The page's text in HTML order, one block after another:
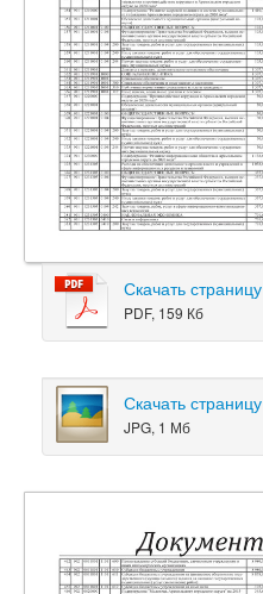
Скачать страницу
PDF, 159 Кб
Скачать страницу
JPG, 1 Мб